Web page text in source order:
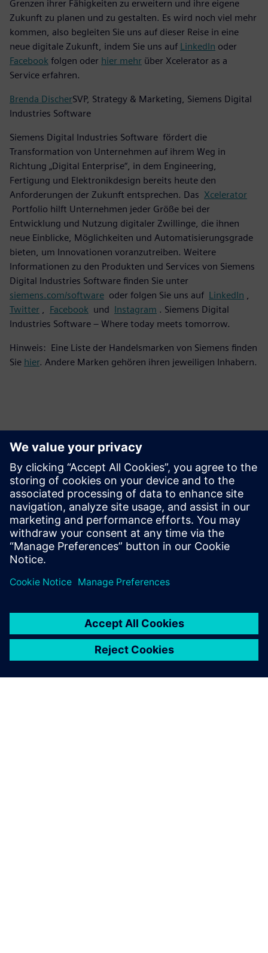
Grenzen ihrer Fähigkeiten zu erweitern und ihre eigene
Zukunft zu planen und zu gestalten. Es wird noch viel mehr
kommen, also begleiten Sie uns auf dieser Reise in eine
neue digitale Zukunft, indem Sie uns auf LinkedIn oder
Facebook folgen oder hier mehr über Xcelerator as a
Service erfahren.
Brenda DischerSVP, Strategy & Marketing, Siemens Digital
Industries Software
Siemens Digital Industries Software fördert die
Transformation von Unternehmen auf ihrem Weg in
Richtung „Digital Enterprise“, in dem Engineering,
Fertigung und Elektronikdesign bereits heute den
Anforderungen der Zukunft entsprechen. Das Xcelerator
Portfolio hilft Unternehmen jeder Größe bei der
Entwicklung und Nutzung digitaler Zwillinge, die ihnen
neue Einblicke, Möglichkeiten und Automatisierungsgrade
bieten, um Innovationen voranzutreiben. Weitere
Informationen zu den Produkten und Services von Siemens
Digital Industries Software finden Sie unter
siemens.com/software oder folgen Sie uns auf LinkedIn
Twitter
Facebook und Instagram . Siemens Digital
Industries Software – Where today meets tomorrow.
Hinweis: Eine Liste der Handelsmarken von Siemens finden
Sie hier. Andere Marken gehören ihren jeweiligen Inhabern.
Ansprechpartner für die Presse
Siemens Digital Industries Software PR Team
E-Mail: press.software.sisw@siemens.com